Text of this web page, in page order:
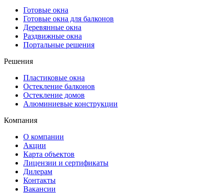
Готовые окна
Готовые окна для балконов
Деревянные окна
Раздвижные окна
Портальные решения
Решения
Пластиковые окна
Остекление балконов
Остекление домов
Алюминиевые конструкции
Компания
О компании
Акции
Карта объектов
Лицензии и сертификаты
Дилерам
Контакты
Вакансии